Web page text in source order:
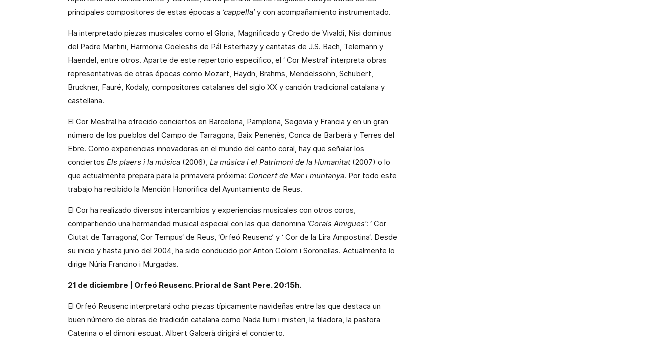
principales compositores de estas épocas a ‘cappella’y con acompañamiento instrumentado.
Ha interpretado piezas musicales como el Gloria, Magnificado y Credo de Vivaldi, Nisi dominus
del Padre Martini, Harmonia Coelestis de Pál Esterhazy y cantatas de J.S. Bach, Telemann y
Haendel, entre otros. Aparte de este repertorio específico, el ‘ Cor Mestral’ interpreta obras
representativas de otras épocas como Mozart, Haydn, Brahms, Mendelssohn, Schubert,
Bruckner, Fauré, Kodaly, compositores catalanes del siglo XX y canción tradicional catalana y
castellana.
El Cor Mestral ha ofrecido conciertos en Barcelona, Pamplona, Segovia y Francia y en un gran
número de los pueblos del Campo de Tarragona, Baix Penenès, Conca de Barberà y Terres del
Ebre. Como experiencias innovadoras en el mundo del canto coral, hay que señalar los
conciertos Els plaers i la música (2006), La música i el Patrimoni de la Humanitat(2007) o lo
que actualmente prepara para la primavera próxima: Concert de Mar i muntanya. Por todo este
trabajo ha recibido la Mención Honorífica del Ayuntamiento de Reus.
El Cor ha realizado diversos intercambios y experiencias musicales con otros coros,
compartiendo una hermandad musical especial con las que denomina ‘Corals Amigues’: ‘ Cor
Ciutat de Tarragona’, Cor Tempus‘ de Reus, ‘Orfeó Reusenc’ y ‘ Cor de la Lira Ampostina‘. Desde
su inicio y hasta junio del 2004, ha sido conducido por Anton Colom i Soronellas. Actualmente lo
dirige Núria Francino i Murgadas.
21 de diciembre | Orfeó Reusenc. Prioral de Sant Pere. 20:15h.
El Orfeó Reusenc interpretará ocho piezas típicamente navideñas entre las que destaca un
buen número de obras de tradición catalana como Nada llum i misteri, la filadora, la pastora
Caterina o el dimoni escuat. Albert Galcerà dirigirá el concierto.